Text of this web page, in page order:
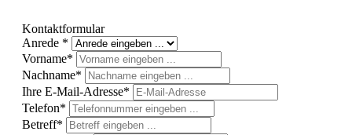
Kontaktformular
Anrede *
Vorname*
Nachname*
Ihre E-Mail-Adresse*
Telefon*
Betreff*